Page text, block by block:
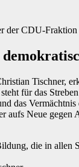
der CDU-
Tischner,
für das
Neue
die in allen